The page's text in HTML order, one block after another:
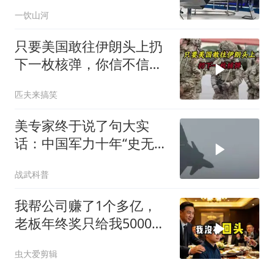
一饮山河
只要美国敢往伊朗头上扔
下一枚核弹，你信不信，
1
匹夫来搞笑
美专家终于说了句大实
话：中国军力十年“史无前
住了
战武科普
我帮公司赚了1个多亿，
老板年终奖只给我5000
虫大爱剪辑